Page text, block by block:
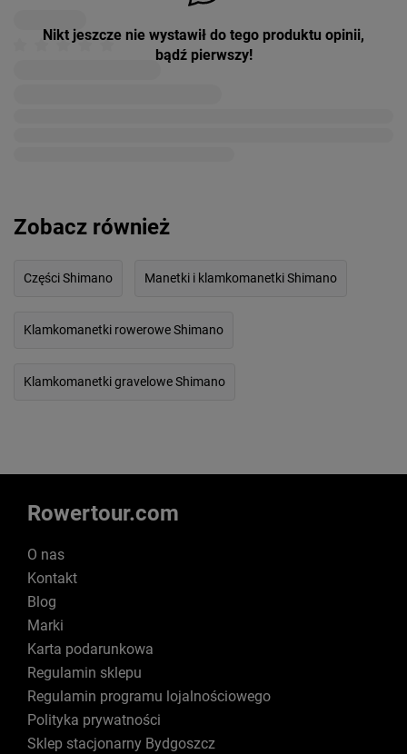
Nikt jeszcze nie wystawił do tego produktu opinii,
bądź pierwszy!
Zobacz również
Części Shimano Manetki i klamkomanetki Shimano
Klamkomanetki rowerowe Shimano
Klamkomanetki gravelowe Shimano
Rowertour.com
O nas
Kontakt
Blog
Marki
Karta podarunkowa
Regulamin sklepu
Regulamin programu lojalnościowego
Polityka prywatności
Sklep stacjonarny Bydgoszcz